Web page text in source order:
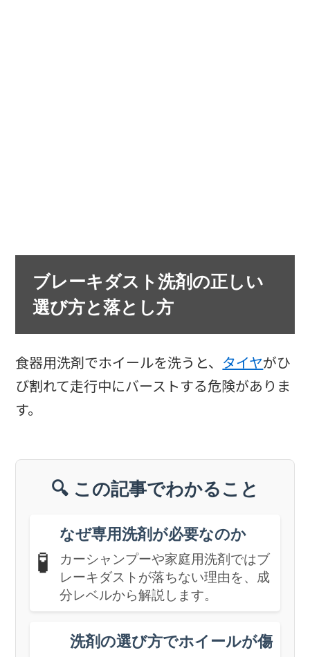
ブレーキダスト洗剤の正しい
選び方と落とし方
食器用洗剤でホイールを洗うと、 タイヤがひ
び割れて走行中にバーストする危険がありま
す。
🔍 この記事でわかること
🧪
なぜ専用洗剤が必要なのか
カーシャンプーや家庭用洗剤ではブ
レーキダストが落ちない理由を、成
分レベルから解説します。
洗剤の選び方でホイールが傷